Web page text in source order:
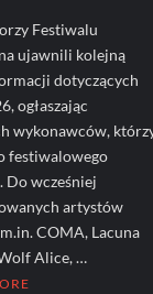
Festiwalu
ujawnili kolejną
dotyczących
ogłaszając
wykonawców,
festiwalowego
Do wcześniej
artystów
COMA, Lacuna
Alice, …